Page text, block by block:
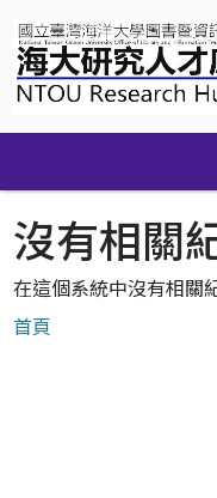
navigation
沒有相關
在這個系統中沒有相關
首頁